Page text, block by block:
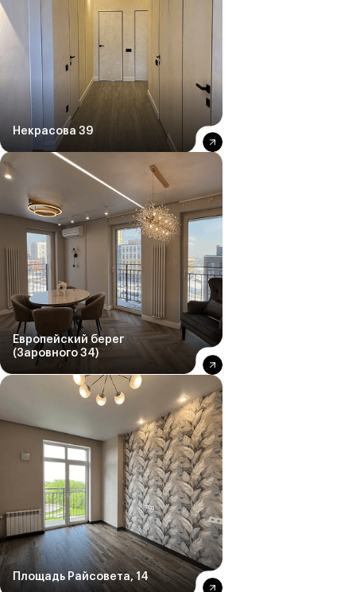
Некрасова 39
Европейский берег
(Заровного 34)
Площадь Райсовета, 14
Цены
на ремонт квартир